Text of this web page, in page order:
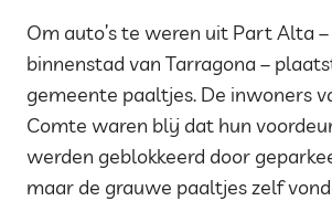
Om auto’s te weren uit Part Alta
binnenstad van Tarragona –
gemeente paaltjes. De inwoners
Comte waren blij dat hun
werden geblokkeerd door
maar de grauwe paaltjes zelf